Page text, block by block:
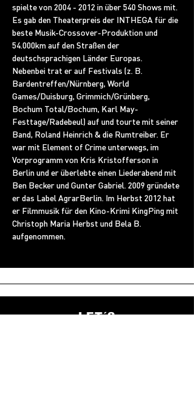
spielte von 2004 - 2012 in über 540 Shows mit.
Es gab den Theaterpreis der INTHEGA für die
beste Musik-Crossover-Produktion und
54.000km auf den Straßen der
deutschsprachigen Länder Europas.
Nebenbei trat er auf Festivals (z. B.
Bardentreffen/Nürnberg, World
Games/Duisburg, Grimmich/Grünberg,
Bochum Total/Bochum, Karl May-
Festtage/Radebeul) auf und tourte mit seiner
Band, Roland Heinrich & die Rumtreiber. Er
war mit Element of Crime unterwegs, im
Vorprogramm von Kris Kristofferson in
Berlin und er überlebte einen Liederabend mit
Ben Becker und Gunter Gabriel. 2009 gründete
er das Label AgrarBerlin. Im Herbst 2012 hat
er Filmmusik für den Kino-Krimi KingPing mit
Christoph Maria Herbst und Bela B.
aufgenommen.
LET´S